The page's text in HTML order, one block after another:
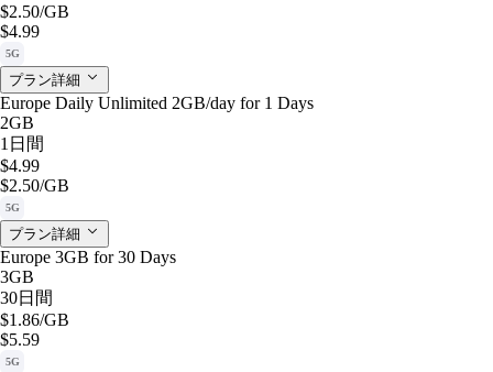
$2.50/GB
$4.99
5G
プラン詳細
Europe Daily Unlimited 2GB/day for 1 Days
2GB
1日間
$4.99
$2.50/GB
5G
プラン詳細
Europe 3GB for 30 Days
3GB
30日間
$1.86/GB
$5.59
5G